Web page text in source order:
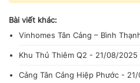
Bài viết khác:
Vinhomes Tân Cảng – Bình
Khu Thủ Thiêm Q2 - 21/08/2025
Cảng Tân Cảng Hiệp Phước -